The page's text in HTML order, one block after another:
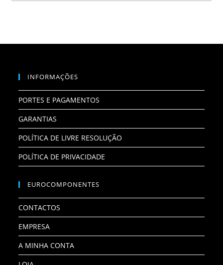
INFORMAÇÕES
PORTES E PAGAMENTOS
GARANTIAS
POLÍTICA DE LIVRE RESOLUÇÃO
POLÍTICA DE PRIVACIDADE
EUROCOMPONENTES
CONTACTOS
EMPRESA
A MINHA CONTA